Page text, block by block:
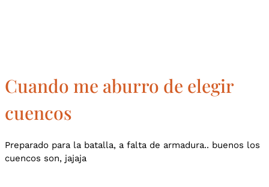
Cuando me aburro de elegir
cuencos
Preparado para la batalla, a falta de armadura.. buenos los
cuencos son, jajaja